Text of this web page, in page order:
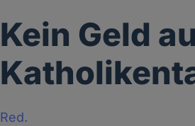
Kein Geld
Red.